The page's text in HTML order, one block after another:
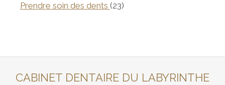
Prendre soin des dents (23)
CABINET DENTAIRE DU LABYRINTHE